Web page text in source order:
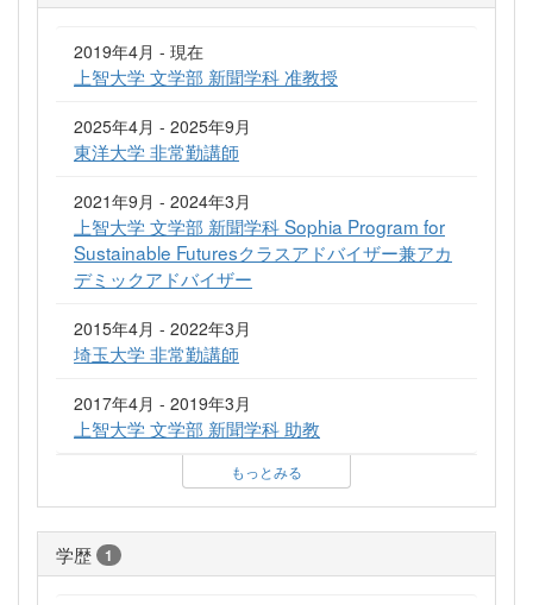
2019年4月 - 現在
上智大学 文学部 新聞学科 准教授
2025年4月 - 2025年9月
東洋大学 非常勤講師
2021年9月 - 2024年3月
上智大学 文学部 新聞学科 Sophia Program for
Sustainable Futuresクラスアドバイザー兼アカ
デミックアドバイザー
2015年4月 - 2022年3月
埼玉大学 非常勤講師
2017年4月 - 2019年3月
上智大学 文学部 新聞学科 助教
もっとみる
学歴 1